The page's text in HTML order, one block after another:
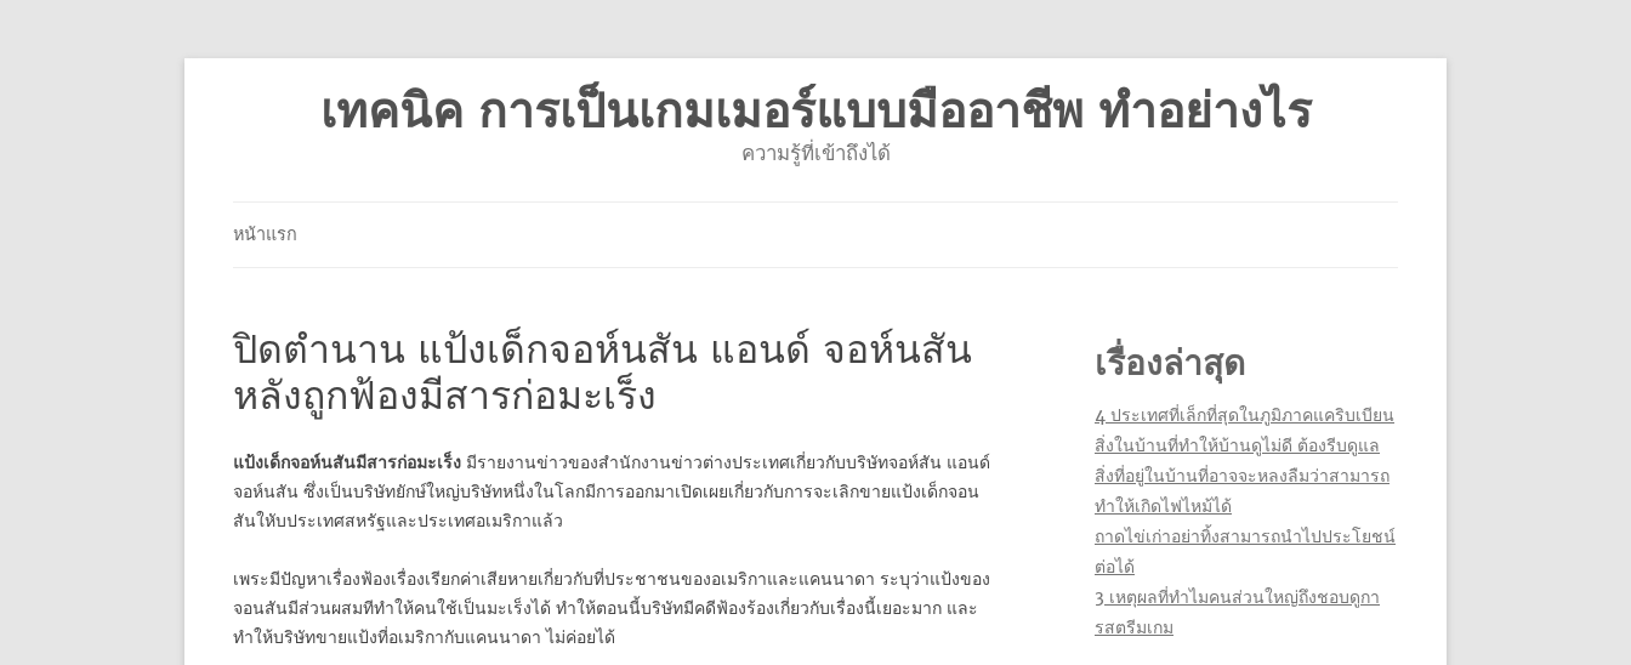
เทคนิค การเป็นเกมเมอร์แบบมืออาชีพ ทำอย่างไร
ความรู้ที่เข้าถึงได้
หน้าแรก
ปิดตำนาน แป้งเด็กจอห์นสัน แอนด์ จอห์นสัน
หลังถูกฟ้องมีสารก่อมะเร็ง
แป้งเด็กจอห์นสันมีสารก่อมะเร็ง มีรายงานข่าวของสำนักงานข่าวต่างประเทศเกี่ยวกับบริษัทจอห์สัน แอนด์
จอห์นสัน ซึ่งเป็นบริษัทยักษ์ใหญ่บริษัทหนึ่งในโลกมีการออกมาเปิดเผยเกี่ยวกับการจะเลิกขายแป้งเด็กจอน
สันใหับประเทศสหรัฐและประเทศอเมริกาแล้ว
เพระมีปัญหาเรื่องฟ้องเรื่องเรียกค่าเสียหายเกี่ยวกับที่ประชาชนของอเมริกาและแคนนาดา ระบุว่าแป้งของ
จอนสันมีส่วนผสมทีทำให้คนใช้เป็นมะเร็งได้ ทำให้ตอนนี้บริษัทมีคดีฟ้องร้องเกี่ยวกับเรื่องนี้เยอะมาก และ
ทำให้บริษัทขายแป้งที่อเมริกากับแคนนาดา ไม่ค่อยได้
เรื่องล่าสุด
4 ประเทศที่เล็กที่สุดในภูมิภาคแคริบเบียน
สิ่งในบ้านที่ทำให้บ้านดูไม่ดี ต้องรีบดูแล
สิ่งที่อยู่ในบ้านที่อาจจะหลงลืมว่าสามารถ
ทำให้เกิดไฟไหม้ได้
ถาดไข่เก่าอย่าทิ้งสามารถนำไปประโยชน์
ต่อได้
3 เหตุผลที่ทำไมคนส่วนใหญ่ถึงชอบดูกา
รสตรีมเกม